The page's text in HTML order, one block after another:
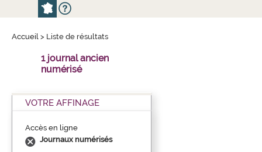
Accueil > Liste de résultats
1 journal ancien
numérisé
VOTRE AFFINAGE
Accès en ligne
Journaux numérisés